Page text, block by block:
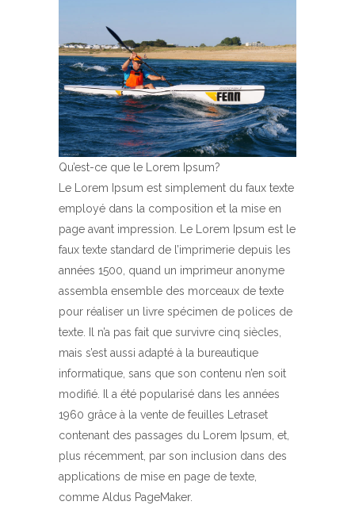
Qu’est-ce que le Lorem Ipsum?
Le Lorem Ipsum est simplement du faux texte
employé dans la composition et la mise en
page avant impression. Le Lorem Ipsum est le
faux texte standard de l’imprimerie depuis les
années 1500, quand un imprimeur anonyme
assembla ensemble des morceaux de texte
pour réaliser un livre spécimen de polices de
texte. Il n’a pas fait que survivre cinq siècles,
mais s’est aussi adapté à la bureautique
informatique, sans que son contenu n’en soit
modifié. Il a été popularisé dans les années
1960 grâce à la vente de feuilles Letraset
contenant des passages du Lorem Ipsum, et,
plus récemment, par son inclusion dans des
applications de mise en page de texte,
comme Aldus PageMaker.